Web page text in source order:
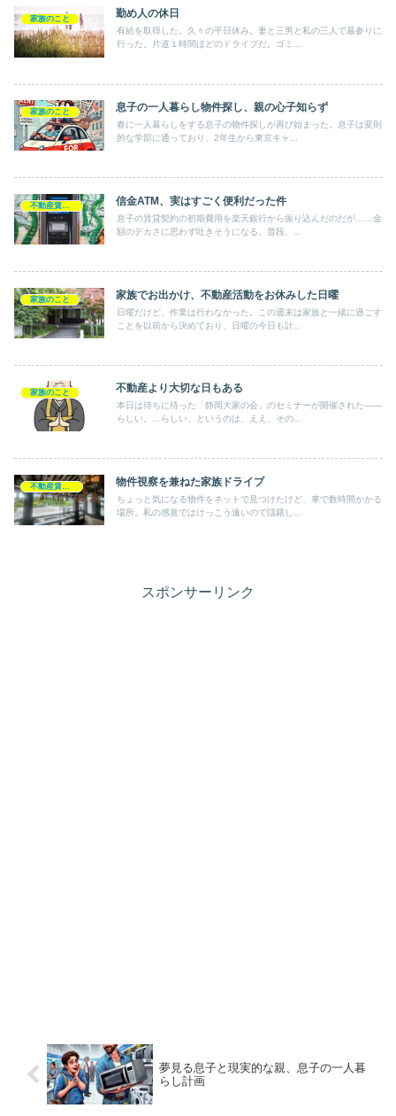
家族のこと 勤め人の休日
有給を取得した。久々の平日休み。妻と三男と私の三人で墓参りに
行った。片道１時間ほどのドライブだ。ゴミ...
家族のこと 息子の一人暮らし物件探し、親の心子知らず
春に一人暮らしをする息子の物件探しが再び始まった。息子は変則
的な学部に通っており、2年生から東京キャ...
不動産賃貸業 信金ATM、実はすごく便利だった件
息子の賃貸契約の初期費用を楽天銀行から振り込んだのだが……金
額のデカさに思わず吐きそうになる。普段、...
家族のこと 家族でお出かけ、不動産活動をお休みした日曜
日曜だけど、作業は行わなかった。この週末は家族と一緒に過ごす
ことを以前から決めており、日曜の今日も計...
家族のこと 不動産より大切な日もある
本日は待ちに待った「静岡大家の会」のセミナーが開催された――
らしい。…らしい、というのは、ええ、その...
不動産賃貸業 物件視察を兼ねた家族ドライブ
ちょっと気になる物件をネットで見つけたけど、車で数時間かかる
場所。私の感覚ではけっこう遠いので躊躇し...
スポンサーリンク
夢見る息子と現実的な親、息子の一人暮
らし計画